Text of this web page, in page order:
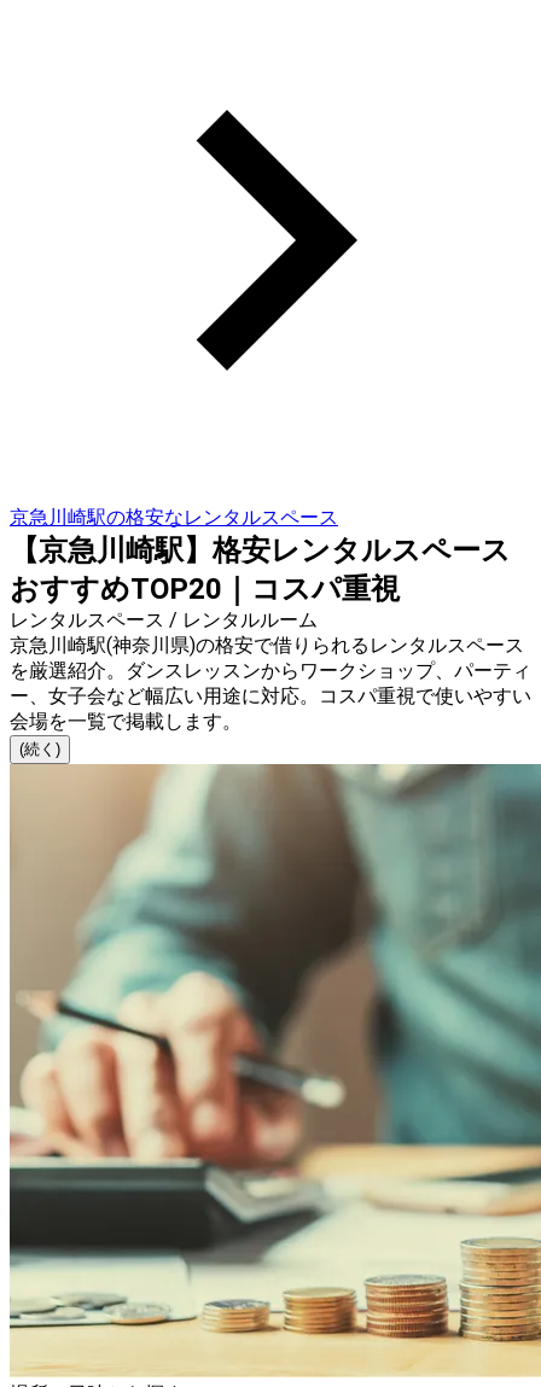
京急川崎駅の格安なレンタルスペース
【京急川崎駅】格安レンタルスペース
おすすめTOP20｜コスパ重視
レンタルスペース / レンタルルーム
京急川崎駅(神奈川県)の格安で借りられるレンタルスペース
を厳選紹介。ダンスレッスンからワークショップ、パーティ
ー、女子会など幅広い用途に対応。コスパ重視で使いやすい
会場を一覧で掲載します。
(続く)